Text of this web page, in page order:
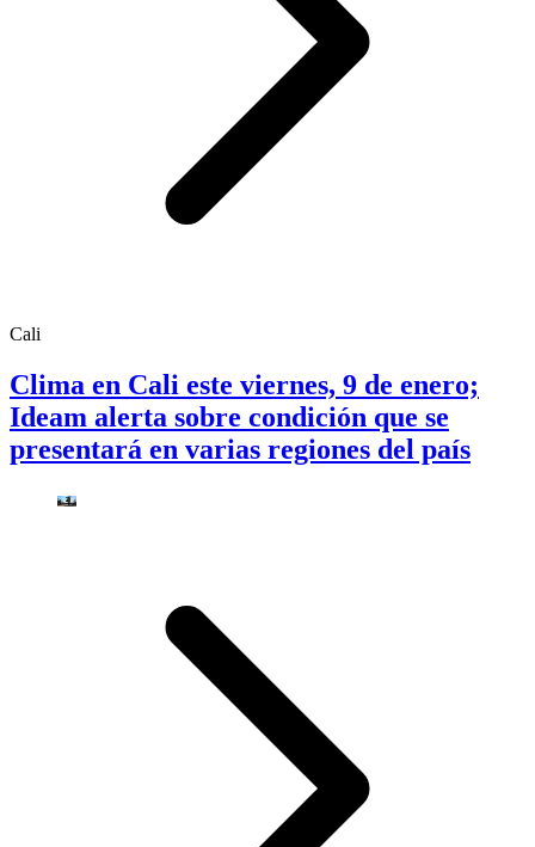
Cali
Clima en Cali este viernes, 9 de enero;
Ideam alerta sobre condición que se
presentará en varias regiones del país